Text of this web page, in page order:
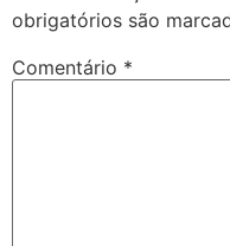
obrigatórios são
Comentário *